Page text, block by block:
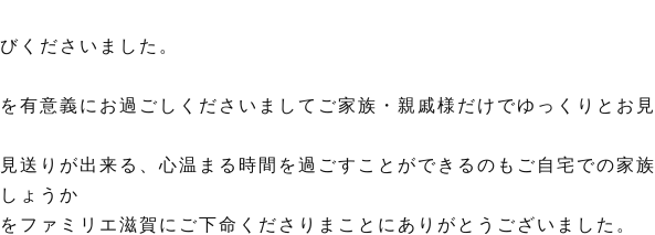
くださいました。
有意義にお過ごしくださいましてご家族・親戚様だけでゆっくりとお見
送りが出来る、心温まる時間を過ごすことができるのもご自宅での家族
ょうか
ファミリエ滋賀にご下命くださりまことにありがとうございました。